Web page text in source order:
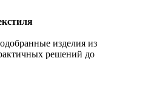
изделия из
решений до